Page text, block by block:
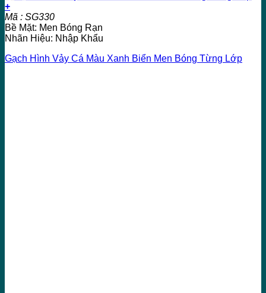
+
Mã : SG330
Bề Mặt: Men Bóng Rạn
Nhãn Hiệu: Nhập Khẩu
Gạch Hình Vảy Cá Màu Xanh Biển Men Bóng Từng Lớp